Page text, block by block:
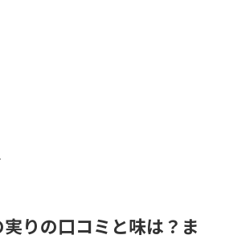
りの口コミと味は？ま